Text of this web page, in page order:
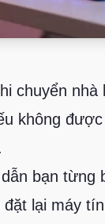
chuyển nhà
không
bạn
lại máy